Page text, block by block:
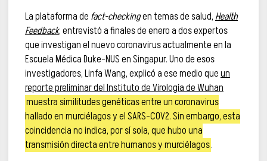
La plataforma de fact-checkingen temas de salud, Health
Feedback, entrevistó a finales de enero a dos expertos
que investigan el nuevo coronavirus actualmente en la
Escuela Médica Duke-NUS en Singapur. Uno de esos
investigadores, Linfa Wang, explicó a ese medio queun
reporte preliminar del Instituto de Virología de Wuhan
muestra similitudes genéticas entre un coronavirus
hallado en murciélagos y el SARS-COV2. Sin embargo, esta
coincidencia no indica, por sí sola, que hubo una
transmisión directa entre humanos y murciélagos.